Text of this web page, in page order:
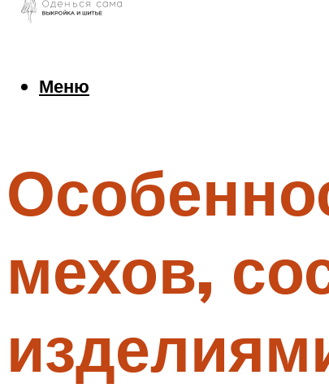
Блуза и рубашка
Джемпер и свитер
Меню
Меню
мехов,